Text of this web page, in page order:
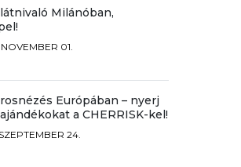
Milánóban,
NOVEMBER 01.
Európában – nyerj
a CHERRISK-kel!
SZEPTEMBER 24.